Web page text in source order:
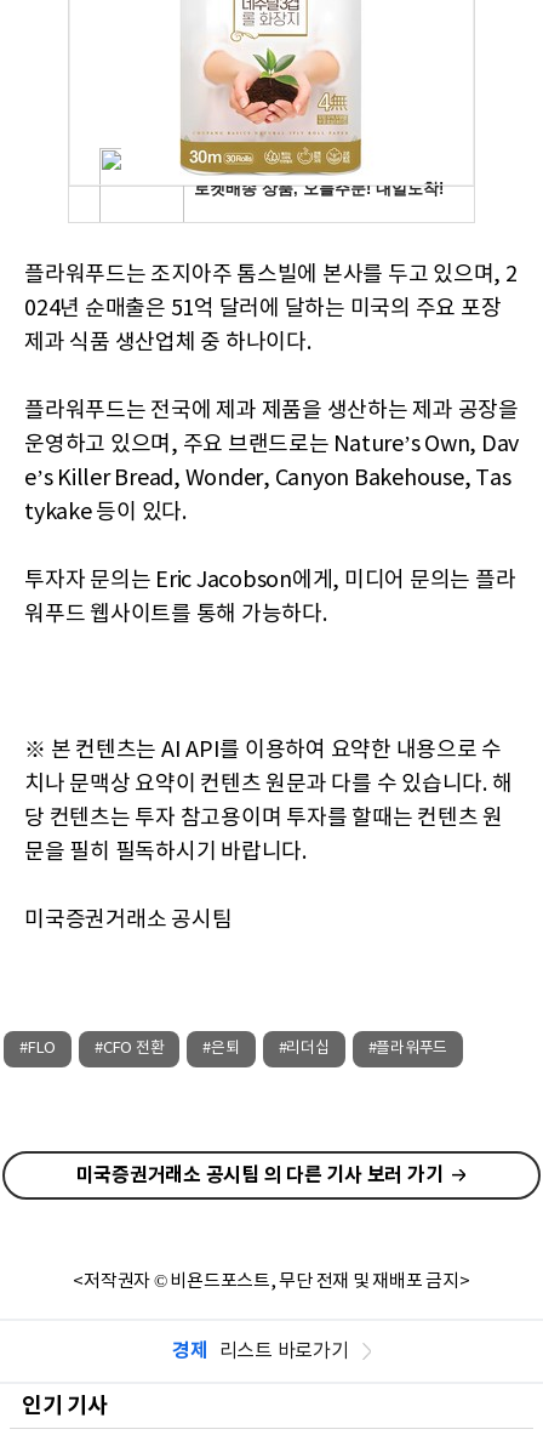
플라워푸드는 조지아주 톰스빌에 본사를 두고 있으며, 2
024년 순매출은 51억 달러에 달하는 미국의 주요 포장
제과 식품 생산업체 중 하나이다.
플라워푸드는 전국에 제과 제품을 생산하는 제과 공장을
운영하고 있으며, 주요 브랜드로는 Nature’s Own, Dav
e’s Killer Bread, Wonder, Canyon Bakehouse, Tas
tykake 등이 있다.
투자자 문의는 Eric Jacobson에게, 미디어 문의는 플라
워푸드 웹사이트를 통해 가능하다.
※ 본 컨텐츠는 AI API를 이용하여 요약한 내용으로 수
치나 문맥상 요약이 컨텐츠 원문과 다를 수 있습니다. 해
당 컨텐츠는 투자 참고용이며 투자를 할때는 컨텐츠 원
문을 필히 필독하시기 바랍니다.
미국증권거래소 공시팀
#FLO #CFO 전환 #은퇴 #리더십 #플라워푸드
미국증권거래소 공시팀 의 다른 기사 보러 가기
<저작권자 © 비욘드포스트, 무단 전재 및 재배포 금지>
경제 리스트 바로가기
인기 기사